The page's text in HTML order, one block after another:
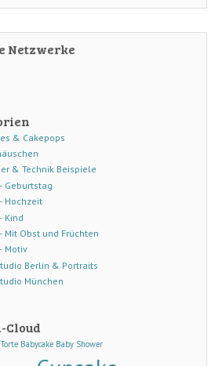
Netzwerke
& Cakepops
& Technik Beispiele
Geburtstag
Hochzeit
Kind
Mit Obst und Früchten
Motiv
Berlin & Portraits
München
Cloud
Babycake Baby Shower